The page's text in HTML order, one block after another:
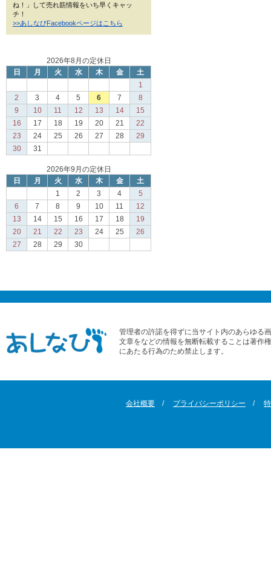
ね！」して売れ筋情報をいち早くキャッ
チ！
>>あしなびFacebookページはこちら
2026年8月の定休日
日
月 火 水 木 金
土
1
2
3 4 5 6 7
8
9
10 11 12 13 14
15
16
17 18 19 20 21
22
23
24 25 26 27 28
29
30
31
2026年9月の定休日
日
月 火 水 木 金
土
1
2 3 4
5
6
7 8 9 10 11
12
13
14 15 16 17 18
19
20
21 22 23 24 25
26
27
28 29 30
管理者の許諾を得ずに当サイト内のあらゆる
文章をなどの情報を無断転載することは著作
にあたる行為のため禁止します。
会社概要 プライバシーポリシー